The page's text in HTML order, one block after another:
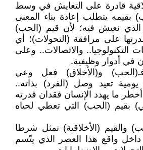
قادرة على التعايش في وسط
بقيمه يتطلب إعادة بناء المعنى
نعيش فيه؛ لأن قيم (الحب)
على مرافقة (التحولات)؛ أي
التكنولوجيا.. والاتصالات.. وعلى
في أدوار وظيفية.
و(الأخلاق) فعل وعي
تعيد وصل (الفرد) بذاته..
أخطر ما يهدد الإنسان فقدان قدرته
بقيم (الحب) التي تعطي لحياه
والقيم (الأخلاقية) تمثل شرطا
داخل واقع هذا العصر الذي يتّسم